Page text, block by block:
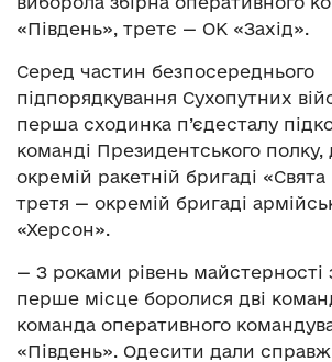
«Південь», третє — ОК «Захід».
Серед частин безпосереднього
підпорядкування Сухопутних
перша сходинка п’єдесталу
команді Президентського полку,
окремій ракетній бригаді «Свята
третя — окремій бригаді
«Херсон».
— З роками рівень майстерності
перше місце боролися дві
команда оперативного
«Південь». Одесити дали